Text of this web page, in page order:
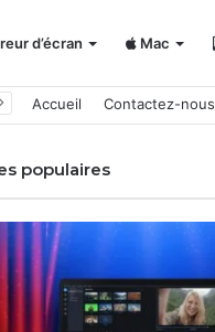
d’écran Mac
Accueil Contactez-nous
populaires